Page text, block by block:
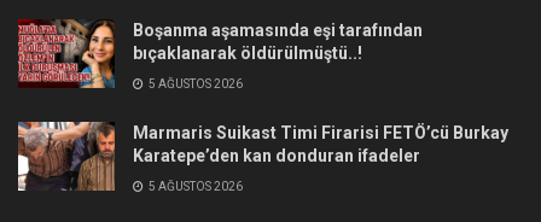
Boşanma aşamasında eşi tarafından
bıçaklanarak öldürülmüştü..!
5 AĞUSTOS 2026
Marmaris Suikast Timi Firarisi FETÖ’cü Burkay
Karatepe’den kan donduran ifadeler
5 AĞUSTOS 2026